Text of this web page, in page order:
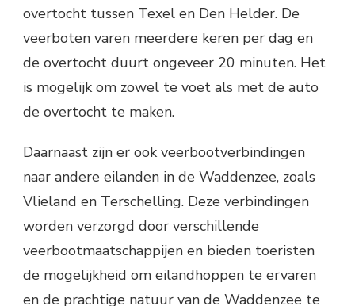
overtocht tussen Texel en Den Helder. De
veerboten varen meerdere keren per dag en
de overtocht duurt ongeveer 20 minuten. Het
is mogelijk om zowel te voet als met de auto
de overtocht te maken.
Daarnaast zijn er ook veerbootverbindingen
naar andere eilanden in de Waddenzee, zoals
Vlieland en Terschelling. Deze verbindingen
worden verzorgd door verschillende
veerbootmaatschappijen en bieden toeristen
de mogelijkheid om eilandhoppen te ervaren
en de prachtige natuur van de Waddenzee te